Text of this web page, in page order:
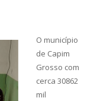
O município
de Capim
Grosso com
cerca 30862
mil